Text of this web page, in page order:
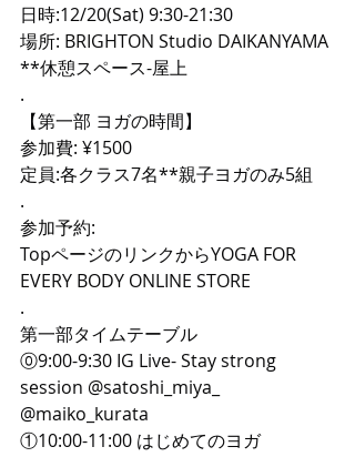
日時:12/20(Sat) 9:30-21:30
場所: BRIGHTON Studio DAIKANYAMA
**休憩スペース-屋上
.
【第一部 ヨガの時間】
参加費: ¥1500
定員:各クラス7名**親子ヨガのみ5組
.
参加予約:
TopページのリンクからYOGA FOR
EVERY BODY ONLINE STORE
.
第一部タイムテーブル
⓪9:00-9:30 IG Live- Stay strong
session @satoshi_miya_
@maiko_kurata
①10:00-11:00 はじめてのヨガ